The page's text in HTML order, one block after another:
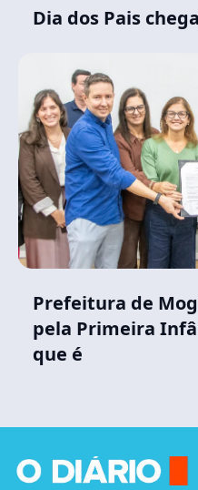
Dia dos Pais
Prefeitura de
pela Primeira
que é